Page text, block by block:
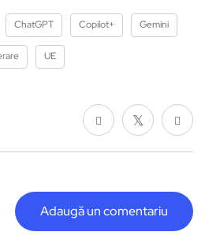
ChatGPT Copilot+ Gemini
UE
Adaugă un comentariu